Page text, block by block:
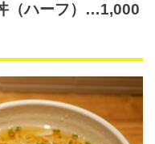
（ハーフ）…1,000